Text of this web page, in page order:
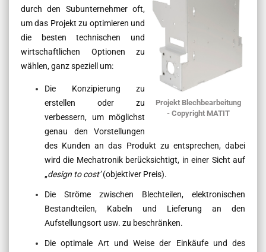
Projekt Blechbearbeitung
- Copyright MATIT
durch den Subunternehmer oft,
um das Projekt zu optimieren und
die besten technischen und
wirtschaftlichen Optionen zu
wählen, ganz speziell um:
Die Konzipierung zu
erstellen oder zu
verbessern, um möglichst
genau den Vorstellungen
des Kunden an das Produkt zu entsprechen, dabei
wird die Mechatronik berücksichtigt, in einer Sicht auf
„design to cost’(objektiver Preis).
Die Ströme zwischen Blechteilen, elektronischen
Bestandteilen, Kabeln und Lieferung an den
Aufstellungsort usw. zu beschränken.
Die optimale Art und Weise der Einkäufe und des